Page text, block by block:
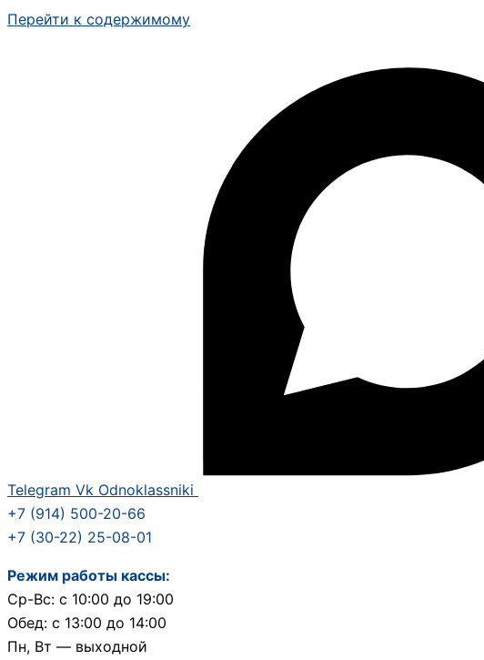
Перейти к содержимому
Telegram Vk Odnoklassniki
+7 (914) 500-20-66
+7 (30-22) 25-08-01
Режим работы кассы:
Ср-Вс: с 10:00 до 19:00
Обед: с 13:00 до 14:00
Пн, Вт — выходной